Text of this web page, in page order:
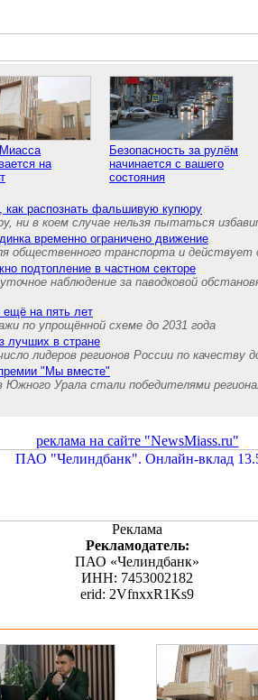
на
Безопасность за рулём
начинается с вашего
состояния
как распознать фальшивую купюру
ни в коем случае нельзя пытаться
временно ограничено движение
общественного транспорта и действует
подтопление в частном секторе
наблюдение за паводковой
на пять лет
по упрощённой схеме до 2031 года
лучших в стране
лидеров регионов России по качеству
"Мы вместе"
Южного Урала стали победителями
реклама на сайте "NewsMiass.ru"
Реклама
Рекламодатель:
ПАО «Челиндбанк»
ИНН: 7453002182
erid: 2VfnxxR1Ks9